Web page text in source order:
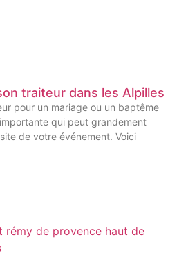
traiteur dans les Alpilles
pour un mariage ou un baptême
qui peut grandement
de votre événement. Voici